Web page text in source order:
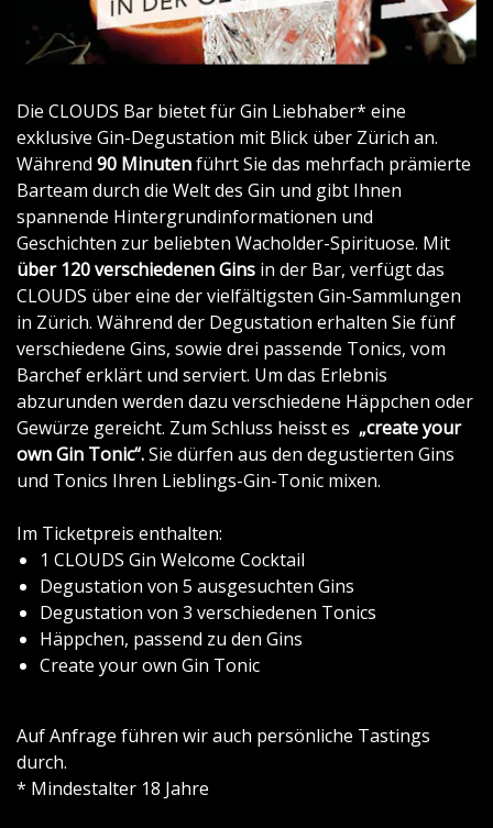
Die CLOUDS Bar bietet für Gin Liebhaber* eine
exklusive Gin-Degustation mit Blick über Zürich an.
Während 90 Minutenführt Sie das mehrfach prämierte
Barteam durch die Welt des Gin und gibt Ihnen
spannende Hintergrundinformationen und
Geschichten zur beliebten Wacholder-Spirituose. Mit
über 120 verschiedenen Gins in der Bar, verfügt das
CLOUDS über eine der vielfältigsten Gin-Sammlungen
in Zürich. Während der Degustation erhalten Sie fünf
verschiedene Gins, sowie drei passende Tonics, vom
Barchef erklärt und serviert. Um das Erlebnis
abzurunden werden dazu verschiedene Häppchen oder
Gewürze gereicht. Zum Schluss heisst es „create your
own Gin Tonic“.Sie dürfen aus den degustierten Gins
und Tonics Ihren Lieblings-Gin-Tonic mixen.
Im Ticketpreis enthalten:
1 CLOUDS Gin Welcome Cocktail
Degustation von 5 ausgesuchten Gins
Degustation von 3 verschiedenen Tonics
Häppchen, passend zu den Gins
Create your own Gin Tonic
Auf Anfrage führen wir auch persönliche Tastings
durch.
* Mindestalter 18 Jahre